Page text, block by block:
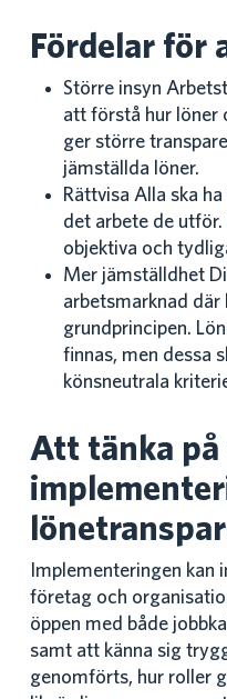
Fördelar för
Större insyn
att förstå hur löner
ger större
jämställda löner.
Rättvisa Alla ska
det arbete de utför.
objektiva och
Mer jämställdhet
arbetsmarknad där
grundprincipen.
finnas, men dessa
könsneutrala
Att tänka på
Implementeringen kan
företag och
öppen med både
samt att känna sig
genomförts, hur roller